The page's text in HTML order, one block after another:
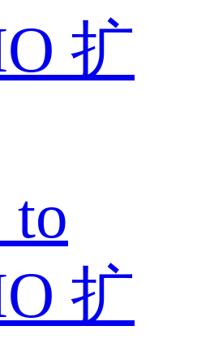
扩
to
扩